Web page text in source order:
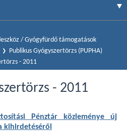
/ Gyógyfürdő támogatások
Publikus Gyógyszertörzs (PUPHA)
- 2011
- 2011
Pénztár közleménye új
kihirdetéséről